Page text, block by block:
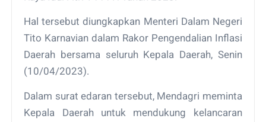
Hal tersebut diungkapkan Menteri Dalam Negeri
Tito Karnavian dalam Rakor Pengendalian Inflasi
Daerah bersama seluruh Kepala Daerah, Senin
(10/04/2023).
Dalam surat edaran tersebut, Mendagri meminta
Kepala Daerah untuk mendukung kelancaran